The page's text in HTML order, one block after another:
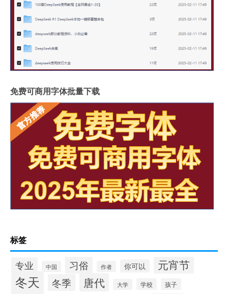
免费可商用字体批量下载
标签
专业 中国 习俗 作者 你可以 元宵节
冬天 冬季 唐代 大学 学校 孩子